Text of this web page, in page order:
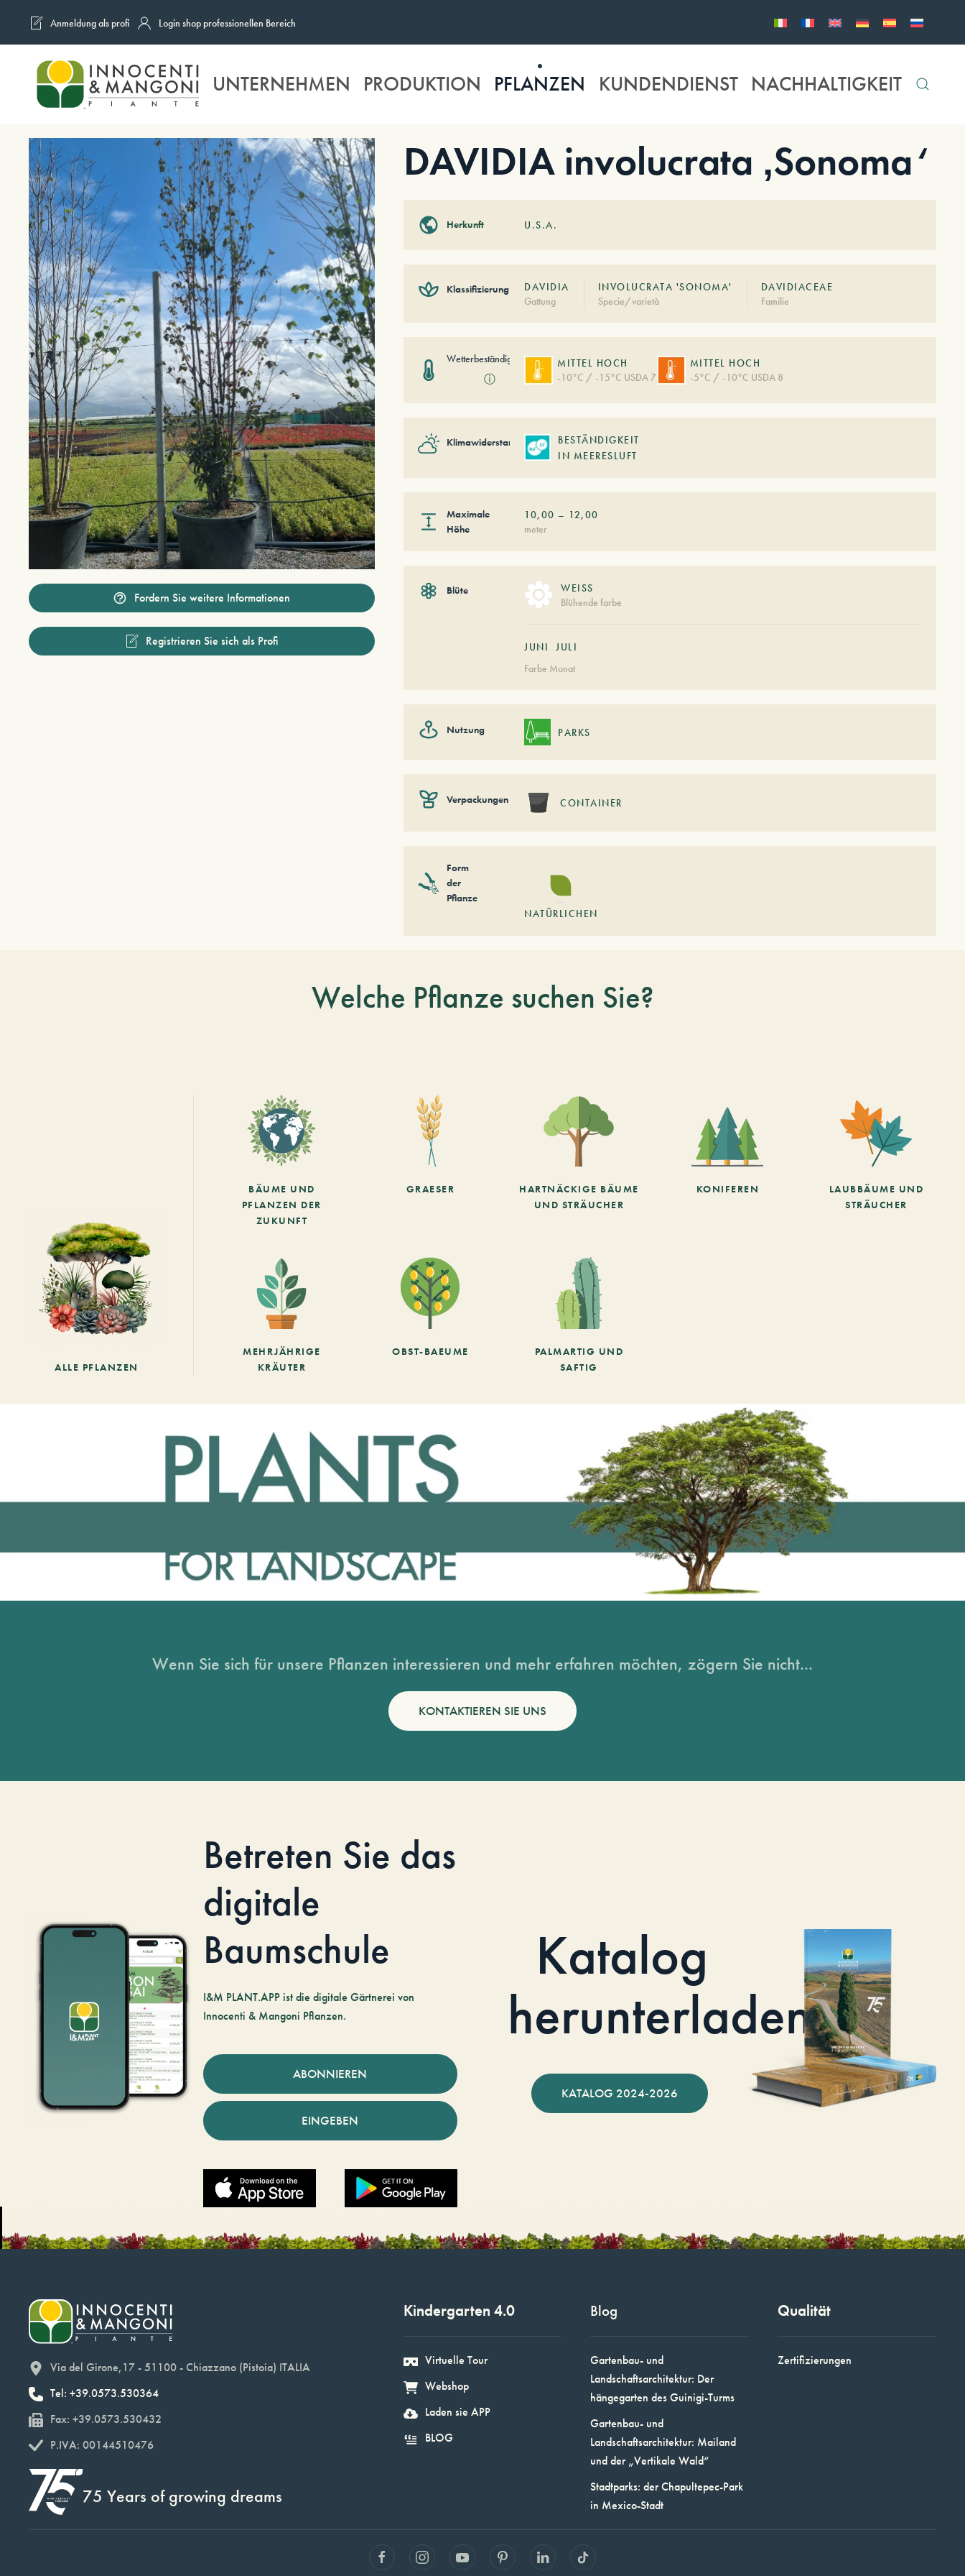
Skip to main content
Anmeldung als profi Login shop professionellen Bereich
UNTERNEHMEN PRODUKTION PFLANZEN KUNDENDIENST NACHHALTIGKEIT
Fordern Sie weitere Informationen
Registrieren Sie sich als Profi
DAVIDIA involucrata ‚Sonoma‘
Herkunft U.S.A.
Klassifizierung
DAVIDIA
Gattung
INVOLUCRATA 'SONOMA'
Specie/varietà
DAVIDIACEAE
Familie
Wetterbeständigkeit
ⓘ
MITTEL HOCH
-10°C / -15°C USDA 7
MITTEL HOCH
-5°C / -10°C USDA 8
Klimawiderstand
BESTÄNDIGKEIT
IN MEERESLUFT
Maximale
Höhe
10,00 – 12,00
meter
Blüte
WEISS
Blühende farbe
JUNI
JULI
Farbe Monat
Nutzung PARKS
Verpackungen CONTAINER
Form
der
Pflanze
NATÜRLICHEN
Welche Pflanze suchen Sie?
ALLE PFLANZEN
BÄUME UND
PFLANZEN DER
ZUKUNFT
GRAESER
HARTNÄCKIGE BÄUME
UND STRÄUCHER
KONIFEREN
LAUBBÄUME UND
STRÄUCHER
MEHRJÄHRIGE
KRÄUTER
OBST-BAEUME
PALMARTIG UND
SAFTIG
Wenn Sie sich für unsere Pflanzen interessieren und mehr erfahren möchten, zögern Sie nicht...
KONTAKTIEREN SIE UNS
Betreten Sie das
digitale
Baumschule
I&M PLANT.APP ist die digitale Gärtnerei von
Innocenti & Mangoni Pflanzen.
ABONNIEREN
EINGEBEN
Katalog
herunterladen
KATALOG 2024-2026
Via del Girone,17 - 51100 - Chiazzano (Pistoia) ITALIA
Tel: +39.0573.530364
Fax: +39.0573.530432
P.IVA: 00144510476
75 Years of growing dreams
Kindergarten 4.0
Virtuelle Tour
Webshop
Laden sie APP
BLOG
Blog
Gartenbau- und
Landschaftsarchitektur: Der
hängegarten des Guinigi-Turms
Gartenbau- und
Landschaftsarchitektur: Mailand
und der „Vertikale Wald“
Stadtparks: der Chapultepec-Park
in Mexico-Stadt
Qualität
Zertifizierungen